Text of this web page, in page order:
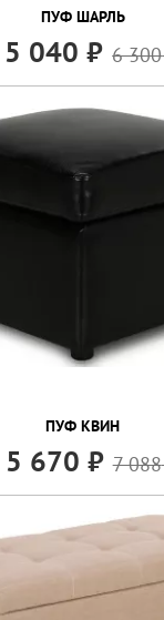
ПУФ ШАРЛЬ
5 040 6 300
ПУФ КВИН
5 670 7 088